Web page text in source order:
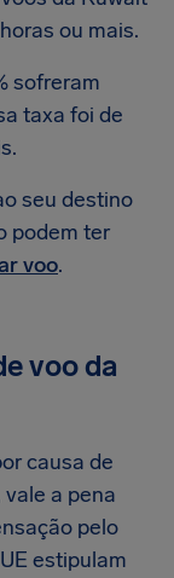
ou mais.
sofreram
taxa foi de
seu destino
podem ter
voo.
voo da
causa de
a pena
pelo
estipulam